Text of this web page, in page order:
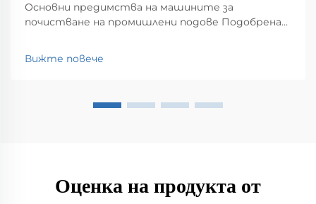
Основни предимства на машините за
почистване на промишлени подове Подобрена
традиционните шльопи. Машините за
почистване на промишлени подове наистина
много по-бързо...
Вижте повече
Оценка на продукта от